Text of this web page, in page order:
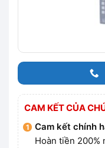
CAM KẾT CỦA
Cam kết chính
Hoàn tiền 200%